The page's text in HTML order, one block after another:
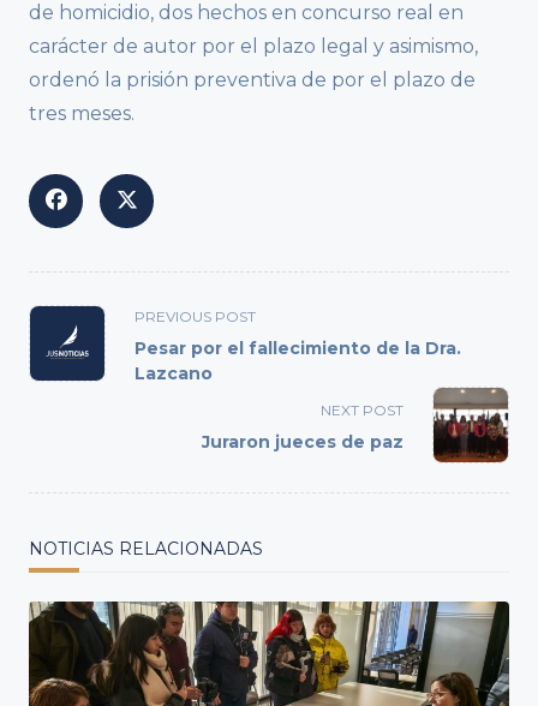
de homicidio, dos hechos en concurso real en
carácter de autor por el plazo legal y asimismo,
ordenó la prisión preventiva de por el plazo de
tres meses.
<span
class="nav-
subtitle
PREVIOUS POST
Pesar por el fallecimiento de la Dra.
Lazcano
NEXT POST
Juraron jueces de paz
NOTICIAS RELACIONADAS